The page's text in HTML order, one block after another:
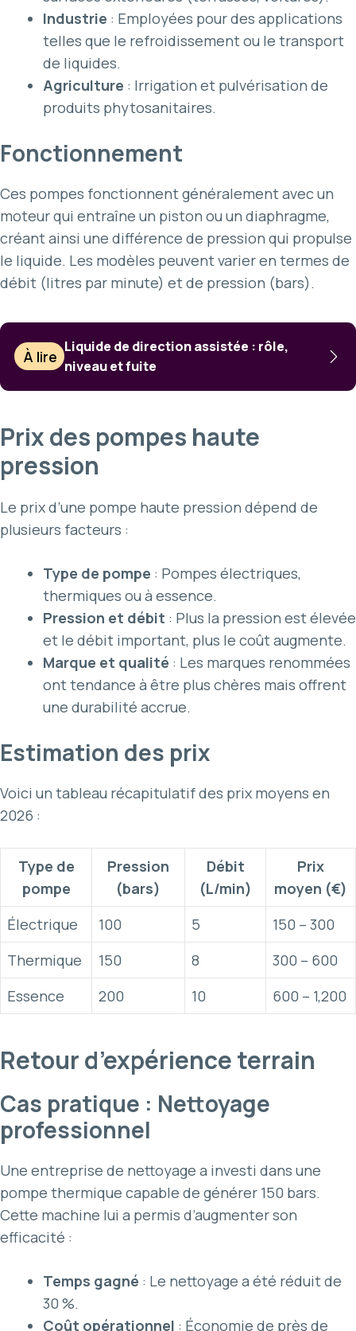
Industrie : Employées pour des applications
telles que le refroidissement ou le transport
de liquides.
Agriculture : Irrigation et pulvérisation de
produits phytosanitaires.
Fonctionnement
Ces pompes fonctionnent généralement avec un
moteur qui entraîne un piston ou un diaphragme,
créant ainsi une différence de pression qui propulse
le liquide. Les modèles peuvent varier en termes de
débit (litres par minute) et de pression (bars).
À lire
Liquide de direction assistée : rôle,
niveau et fuite
Prix des pompes haute
pression
Le prix d’une pompe haute pression dépend de
plusieurs facteurs :
Type de pompe : Pompes électriques,
thermiques ou à essence.
Pression et débit : Plus la pression est élevée
et le débit important, plus le coût augmente.
Marque et qualité : Les marques renommées
ont tendance à être plus chères mais offrent
une durabilité accrue.
Estimation des prix
Voici un tableau récapitulatif des prix moyens en
2026 :
Type de
pompe
Pression
(bars)
Débit
(L/min)
Prix
moyen (€)
Électrique
100 5
150 – 300
Thermique
150 8
300 – 600
Essence
200 10 600 – 1,200
Retour d’expérience terrain
Cas pratique : Nettoyage
professionnel
Une entreprise de nettoyage a investi dans une
pompe thermique capable de générer 150 bars.
Cette machine lui a permis d’augmenter son
efficacité :
Temps gagné : Le nettoyage a été réduit de
30 %.
Coût opérationnel : Économie de près de